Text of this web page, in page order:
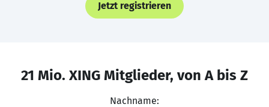
Jetzt registrieren
21 Mio. XING Mitglieder, von A bis Z
Nachname: